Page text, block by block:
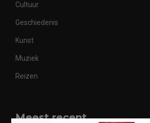
Cultuur
Geschiedenis
Kunst
Muziek
Reizen
Meest recent